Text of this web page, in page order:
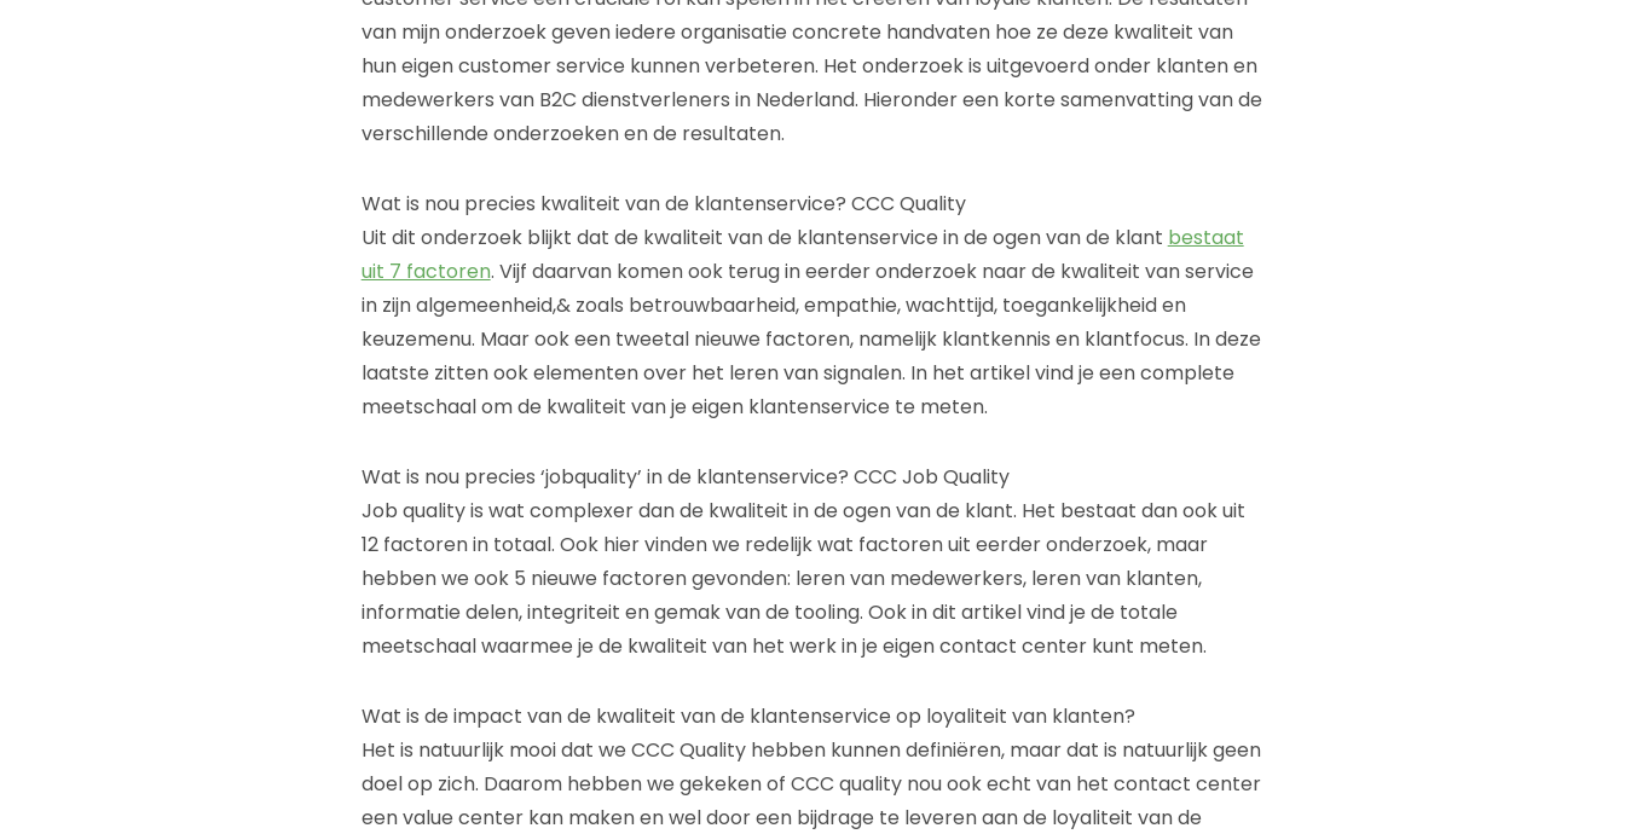
van mijn onderzoek geven iedere organisatie concrete handvaten hoe ze deze kwaliteit van
hun eigen customer service kunnen verbeteren. Het onderzoek is uitgevoerd onder klanten en
medewerkers van B2C dienstverleners in Nederland. Hieronder een korte samenvatting van de
verschillende onderzoeken en de resultaten.
Wat is nou precies kwaliteit van de klantenservice? CCC Quality
Uit dit onderzoek blijkt dat de kwaliteit van de klantenservice in de ogen van de klant bestaat
uit 7 factoren. Vijf daarvan komen ook terug in eerder onderzoek naar de kwaliteit van service
in zijn algemeenheid,& zoals betrouwbaarheid, empathie, wachttijd, toegankelijkheid en
keuzemenu. Maar ook een tweetal nieuwe factoren, namelijk klantkennis en klantfocus. In deze
laatste zitten ook elementen over het leren van signalen. In het artikel vind je een complete
meetschaal om de kwaliteit van je eigen klantenservice te meten.
Wat is nou precies ‘jobquality’ in de klantenservice? CCC Job Quality
Job quality is wat complexer dan de kwaliteit in de ogen van de klant. Het bestaat dan ook uit
12 factoren in totaal. Ook hier vinden we redelijk wat factoren uit eerder onderzoek, maar
hebben we ook 5 nieuwe factoren gevonden: leren van medewerkers, leren van klanten,
informatie delen, integriteit en gemak van de tooling. Ook in dit artikel vind je de totale
meetschaal waarmee je de kwaliteit van het werk in je eigen contact center kunt meten.
Wat is de impact van de kwaliteit van de klantenservice op loyaliteit van klanten?
Het is natuurlijk mooi dat we CCC Quality hebben kunnen definiëren, maar dat is natuurlijk geen
doel op zich. Daarom hebben we gekeken of CCC quality nou ook echt van het contact center
een value center kan maken en wel door een bijdrage te leveren aan de loyaliteit van de